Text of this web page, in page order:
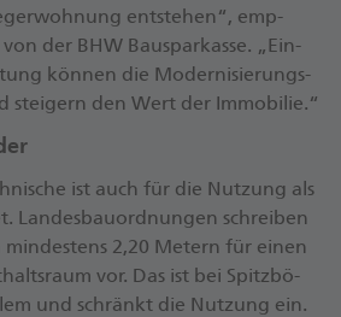
ent­ste­hen“, emp­
der BHW Bau­spar­kas­se. „Ein­
kön­nen die Mo­der­ni­sie­rungs­
stei­gern den Wert der Im­mo­bi­lie.“
ist auch für die Nut­zung als
Lan­des­bau­ord­nun­gen schrei­ben
2,20 Me­tern für ei­nen
vor. Das ist bei Spitz­bö­
und schränkt die Nut­zung ein.